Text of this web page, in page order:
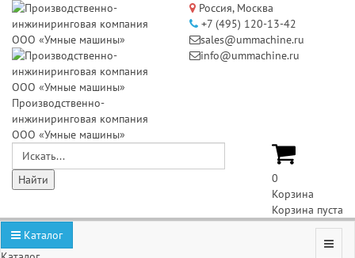
Производственно-
инжиниринговая компания
ООО «Умные машины»
Россия, Москва
+7 (495) 120-13-42
sales@ummachine.ru
info@ummachine.ru
0
Корзина
Корзина пуста
Каталог